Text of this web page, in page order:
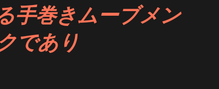
スーパーコピー 高品質の18金合金を
ています。この時計に搭載されている
手巻きムーブメン
であり